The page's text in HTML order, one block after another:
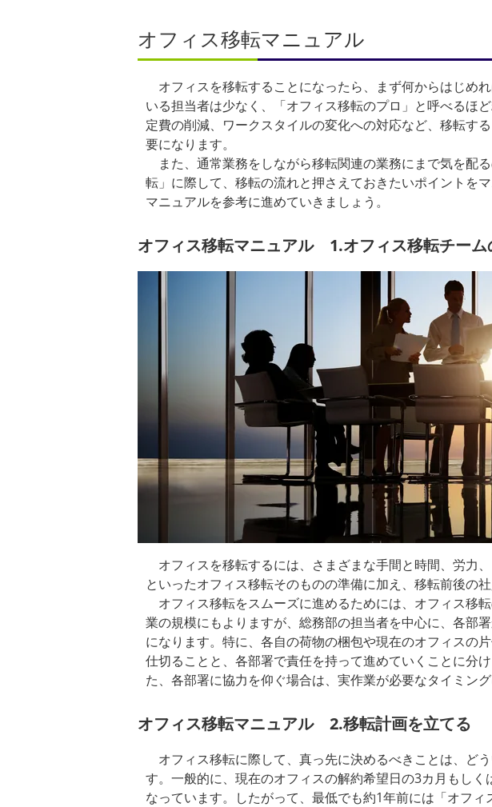
オフィス移転マニュアル
オフィスを移転することになったら、まず何からはじめ
いる担当者は少なく、「オフィス移転のプロ」と呼べるほ
定費の削減、ワークスタイルの変化への対応など、移転す
要になります。
また、通常業務をしながら移転関連の業務にまで気を配
転」に際して、移転の流れと押さえておきたいポイントを
マニュアルを参考に進めていきましょう。
オフィス移転マニュアル 1.オフィス移転チーム
オフィスを移転するには、さまざまな手間と時間、労力
といったオフィス移転そのものの準備に加え、移転前後の
オフィス移転をスムーズに進めるためには、オフィス移
業の規模にもよりますが、総務部の担当者を中心に、各部
になります。特に、各自の荷物の梱包や現在のオフィスの
仕切ることと、各部署で責任を持って進めていくことに分
た、各部署に協力を仰ぐ場合は、実作業が必要なタイミン
オフィス移転マニュアル 2.移転計画を立てる
オフィス移転に際して、真っ先に決めるべきことは、ど
す。一般的に、現在のオフィスの解約希望日の3カ月もしく
なっています。したがって、最低でも約1年前には「オフ